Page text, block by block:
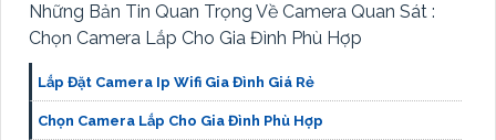
Những Bản Tin Quan Trọng Về Camera Quan Sát :
Chọn Camera Lắp Cho Gia Đình Phù Hợp
Lắp Đặt Camera Ip Wifi Gia Đình Giá Rẻ
Chọn Camera Lắp Cho Gia Đình Phù Hợp